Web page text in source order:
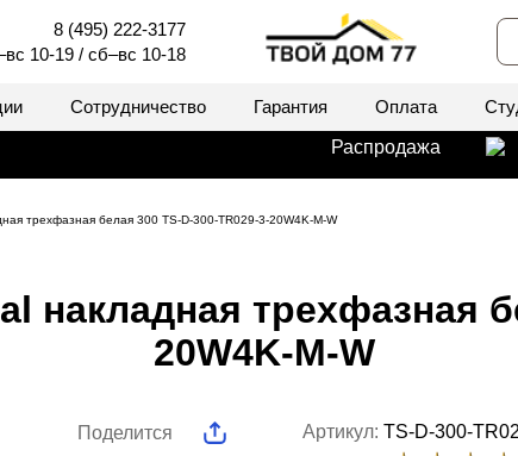
8 (495) 222-3177
10-19 / сб–вс 10-18
Сотрудничество Гарантия Оплата
Распродажа
трехфазная белая 300 TS-D-300-TR029-3-20W4K-M-W
накладная трехфазная
20W4K-M-W
Поделится Артикул: TS-D-300-